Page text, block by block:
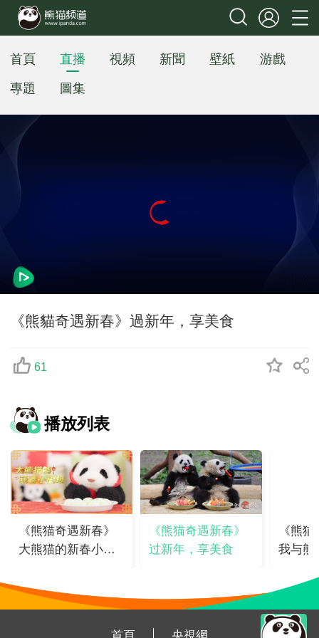
首頁 直播 視頻 新聞 壁紙
游戲
專題
圖集
《熊貓奇遇新春》過新年，享美食
61
播放列表
《熊猫奇遇新春》
大熊猫的新春小剧
《熊猫奇遇新春》
过新年，享美食
《熊
我与熊